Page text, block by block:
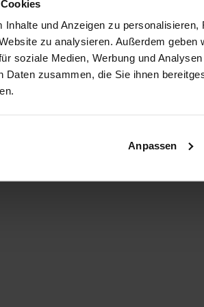
und Anzeigen zu
zu analysieren. Außerdem
soziale Medien, Werbung und
Daten zusammen, die Sie ihnen
Anpassen
has occurred while loading